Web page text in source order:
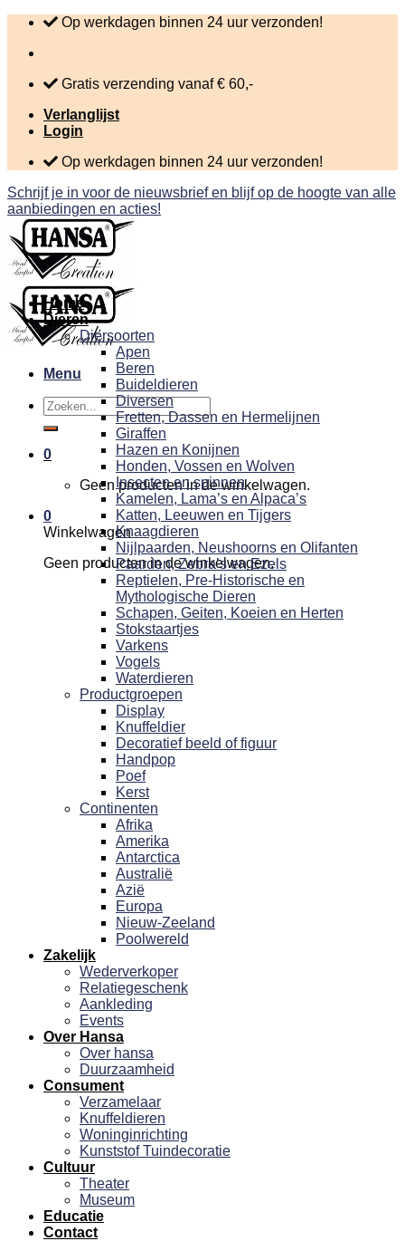
Skip
content
Op werkdagen binnen 24 uur verzonden!
Gratis verzending vanaf € 60,-
Verlanglijst
Login
Op werkdagen binnen 24 uur verzonden!
Schrijf je in voor de nieuwsbrief en blijf op de hoogte van alle
aanbiedingen en acties!
Menu
Zoeken
naar:
0
Geen producten in de winkelwagen.
0
Winkelwagen
Geen producten in de winkelwagen.
Home
Dieren
Diersoorten
Apen
Beren
Buideldieren
Diversen
Fretten, Dassen en Hermelijnen
Giraffen
Hazen en Konijnen
Honden, Vossen en Wolven
Insecten en spinnen
Kamelen, Lama’s en Alpaca’s
Katten, Leeuwen en Tijgers
Knaagdieren
Nijlpaarden, Neushoorns en Olifanten
Paarden, Zebra’s en Ezels
Reptielen, Pre-Historische en
Mythologische Dieren
Schapen, Geiten, Koeien en Herten
Stokstaartjes
Varkens
Vogels
Waterdieren
Productgroepen
Display
Knuffeldier
Decoratief beeld of figuur
Handpop
Poef
Kerst
Continenten
Afrika
Amerika
Antarctica
Australië
Azië
Europa
Nieuw-Zeeland
Poolwereld
Zakelijk
Wederverkoper
Relatiegeschenk
Aankleding
Events
Over Hansa
Over hansa
Duurzaamheid
Consument
Verzamelaar
Knuffeldieren
Woninginrichting
Kunststof Tuindecoratie
Cultuur
Theater
Museum
Educatie
Contact